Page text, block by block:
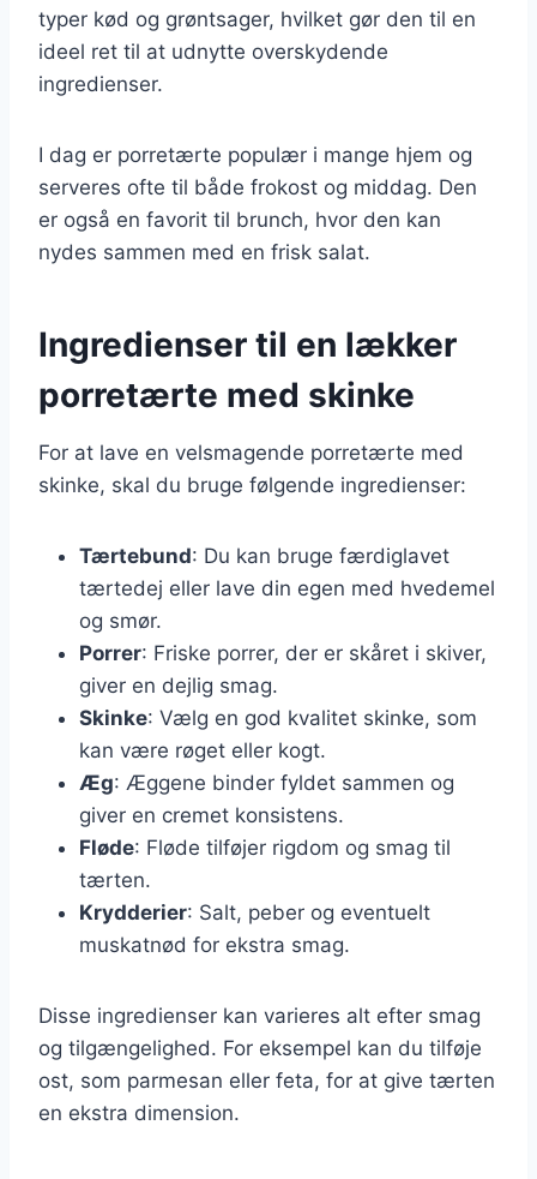
typer kød og grøntsager, hvilket gør den til en
ideel ret til at udnytte overskydende
ingredienser.
I dag er porretærte populær i mange hjem og
serveres ofte til både frokost og middag. Den
er også en favorit til brunch, hvor den kan
nydes sammen med en frisk salat.
Ingredienser til en lækker
porretærte med skinke
For at lave en velsmagende porretærte med
skinke, skal du bruge følgende ingredienser:
Tærtebund: Du kan bruge færdiglavet
tærtedej eller lave din egen med hvedemel
og smør.
Porrer: Friske porrer, der er skåret i skiver,
giver en dejlig smag.
Skinke: Vælg en god kvalitet skinke, som
kan være røget eller kogt.
Æg: Æggene binder fyldet sammen og
giver en cremet konsistens.
Fløde: Fløde tilføjer rigdom og smag til
tærten.
Krydderier: Salt, peber og eventuelt
muskatnød for ekstra smag.
Disse ingredienser kan varieres alt efter smag
og tilgængelighed. For eksempel kan du tilføje
ost, som parmesan eller feta, for at give tærten
en ekstra dimension.